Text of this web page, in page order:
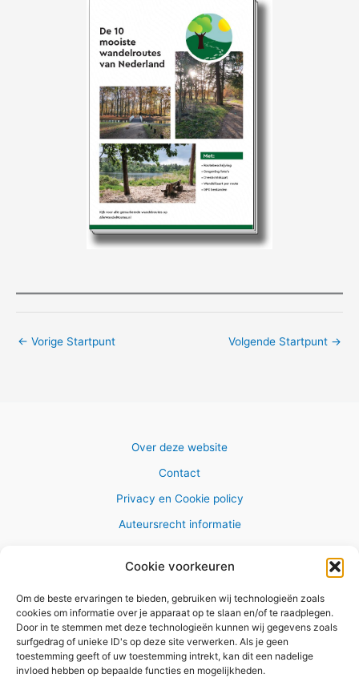
Cookie voorkeuren
Om de beste ervaringen te bieden, gebruiken wij technologieën zoals
cookies om informatie over je apparaat op te slaan en/of te raadplegen.
Door in te stemmen met deze technologieën kunnen wij gegevens zoals
surfgedrag of unieke ID's op deze site verwerken. Als je geen
toestemming geeft of uw toestemming intrekt, kan dit een nadelige
invloed hebben op bepaalde functies en mogelijkheden.
← Vorige Startpunt Volgende Startpunt →
Over deze website
Contact
Privacy en Cookie policy
Auteursrecht informatie
Copyright © 2026 AlleWandelRoutes.nl